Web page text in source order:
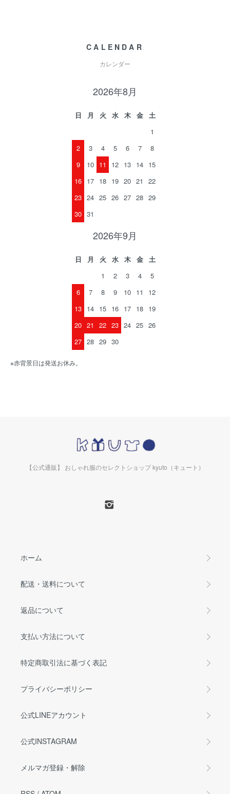
CALENDAR
カレンダー
2026年8月
日 月 火 水 木 金
土
1
2
3 4 5 6 7
8
9
10 11 12 13 14 15
16 17 18 19 20 21
22
23 24 25 26 27 28 29
30 31
2026年9月
日 月 火 水 木 金
土
1
2 3 4
5
6
7 8 9 10 11
12
13 14 15 16 17 18 19
20 21 22 23 24 25 26
27 28 29 30
※赤背景日は発送お休み。
【公式通販】 おしゃれ服のセレクトショップ kyuto（キュート）
ホーム
配送・送料について
返品について
支払い方法について
特定商取引法に基づく表記
プライバシーポリシー
公式LINEアカウント
公式INSTAGRAM
メルマガ登録・解除